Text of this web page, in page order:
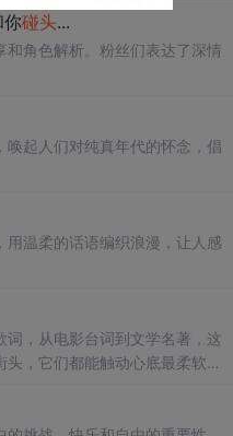
你碰头...
角色解析。粉丝们表达了深情
唤起人们对纯真年代的怀念，倡
用温柔的话语编织浪漫，让人感
，从电影台词到文学名著，这
，它们都能触动心底最柔软的